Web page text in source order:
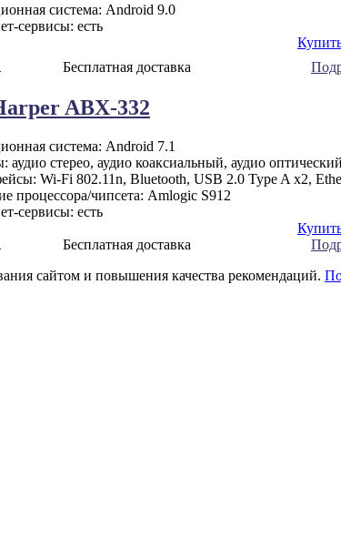
система: Android 9.0
сервисы: есть
Бесплатная доставка
ABX-332
система: Android 7.1
аудио стерео, аудио коаксиальный, аудио
Wi-Fi 802.11n, Bluetooth, USB 2.0 Type A x2,
процессора/чипсета: Amlogic S912
сервисы: есть
Бесплатная доставка
сайтом и повышения качества рекомендаций.